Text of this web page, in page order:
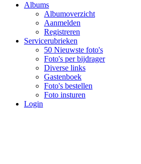
Albums
Albumoverzicht
Aanmelden
Registreren
Servicerubrieken
50 Nieuwste foto's
Foto's per bijdrager
Diverse links
Gastenboek
Foto's bestellen
Foto insturen
Login